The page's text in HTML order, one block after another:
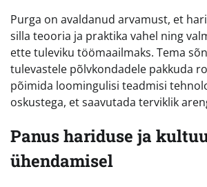
Purga on avaldanud arvamust, et
silla teooria ja praktika vahel ning
ette tuleviku töömaailmaks. Tema
tulevastele põlvkondadele pakkuda
põimida loomingulisi teadmisi
oskustega, et saavutada terviklik
Panus hariduse ja
ühendamisel